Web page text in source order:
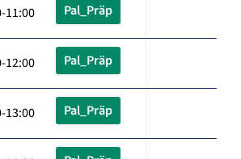
11:00 Pal_Präp
12:00 Pal_Präp
13:00 Pal_Präp